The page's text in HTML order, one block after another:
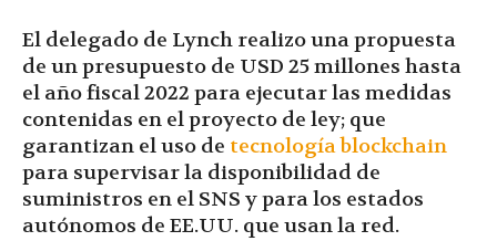
El delegado de Lynch realizo una propuesta
de un presupuesto de USD 25 millones hasta
el año fiscal 2022 para ejecutar las medidas
contenidas en el proyecto de ley; que
garantizan el uso de tecnología blockchain
para supervisar la disponibilidad de
suministros en el SNS y para los estados
autónomos de EE.UU. que usan la red.